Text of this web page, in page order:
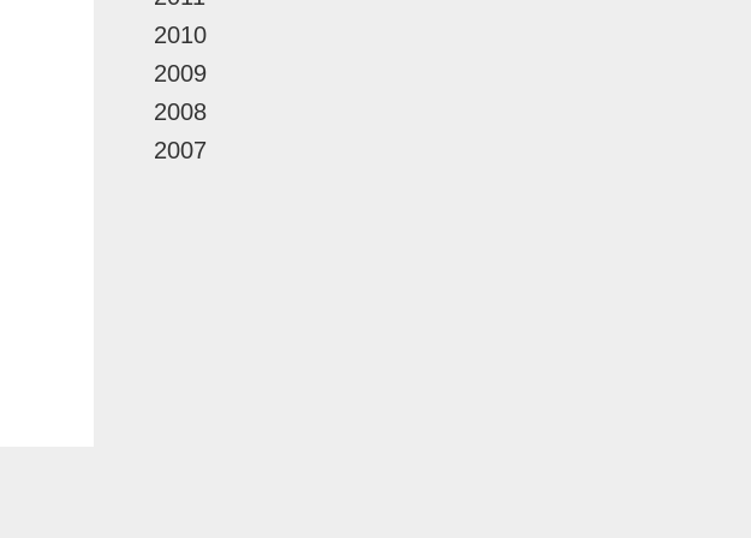
2010
2009
2008
2007